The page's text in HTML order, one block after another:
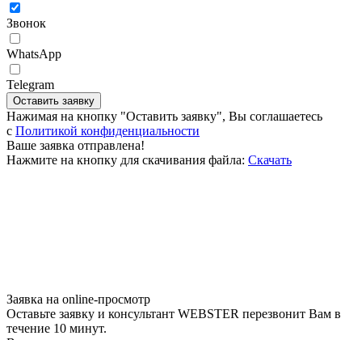
Звонок
WhatsApp
Telegram
Оставить заявку
Нажимая на кнопку "Оставить заявку", Вы соглашаетесь
c Политикой конфиденциальности
Ваше заявка отправлена!
Нажмите на кнопку для скачивания файла: Скачать
Заявка на online-просмотр
Оставьте заявку и консультант WEBSTER перезвонит Вам в
течение 10 минут.